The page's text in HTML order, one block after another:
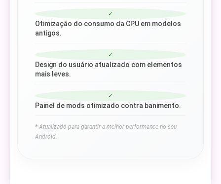
✓
Otimização do consumo da CPU em modelos
antigos.
✓
Design do usuário atualizado com elementos
mais leves.
✓
Painel de mods otimizado contra banimento.
* Atualizado para garantir a melhor performance no seu
Android.